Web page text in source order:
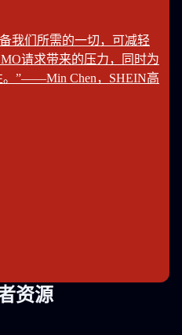
我们所需的一切，可减轻
请求带来的压力，同时为
”——Min Chen，SHEIN高
资源